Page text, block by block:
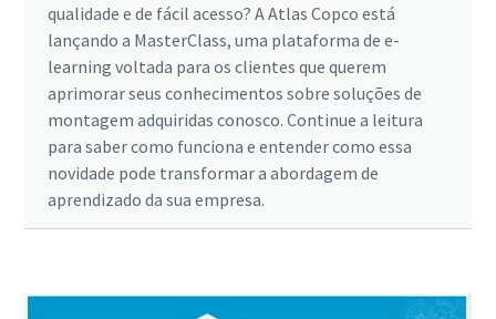
qualidade e de fácil acesso? A Atlas Copco está
lançando a MasterClass, uma plataforma de e-
learning voltada para os clientes que querem
aprimorar seus conhecimentos sobre soluções de
montagem adquiridas conosco. Continue a leitura
para saber como funciona e entender como essa
novidade pode transformar a abordagem de
aprendizado da sua empresa.